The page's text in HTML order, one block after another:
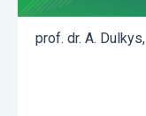
prof. dr. A. Dulkys,